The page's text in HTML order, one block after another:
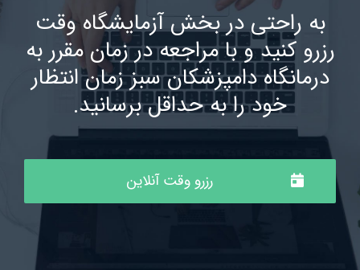
به راحتی در بخش آزمایشگاه وقت
رزرو کنید و با مراجعه در زمان مقرر به
درمانگاه دامپزشکان سبز زمان انتظار
خود را به حداقل برسانید.
رزرو وقت آنلاین